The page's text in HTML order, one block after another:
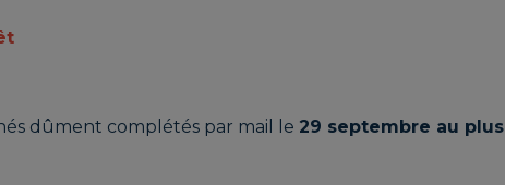
dûment complétés par mail le 29 septembre au plus